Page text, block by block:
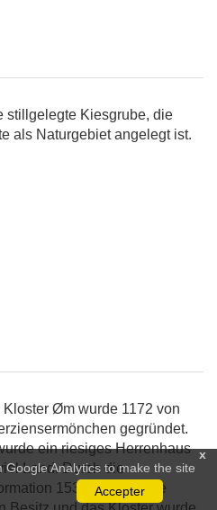
stillgelegte Kiesgrube, die
als Naturgebiet angelegt ist.
Kloster Øm wurde 1172 von
gegründet.
ein riesiges Herrenhaus
Land. Durch die
1536 verloren sie
x
Analytics to make the site
Accepter